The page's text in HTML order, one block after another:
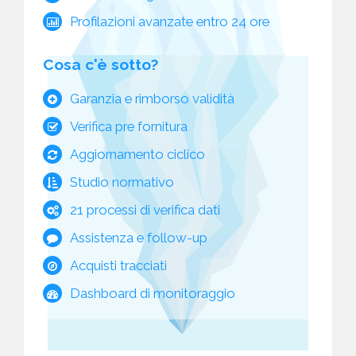
Profilazioni avanzate entro 24 ore
Cosa c'è sotto?
Garanzia e rimborso validità
Verifica pre fornitura
Aggiornamento ciclico
Studio normativo
21 processi di verifica dati
Assistenza e follow-up
Acquisti tracciati
Dashboard di monitoraggio